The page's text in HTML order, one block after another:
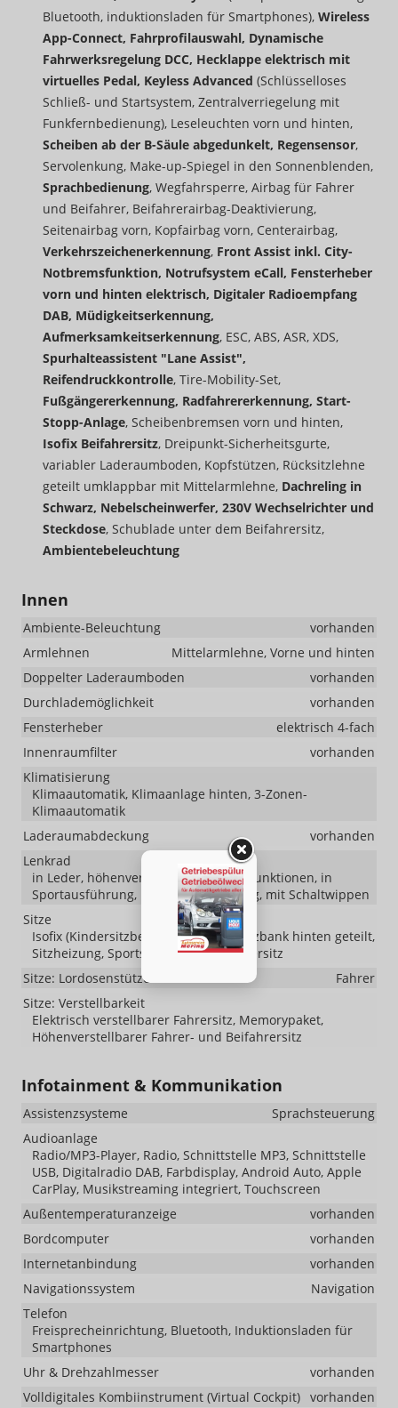
Bluetooth, induktionsladen für Smartphones), Wireless
App-Connect, Fahrprofilauswahl, Dynamische
Fahrwerksregelung DCC, Hecklappe elektrisch mit
virtuelles Pedal, Keyless Advanced (Schlüsselloses
Schließ- und Startsystem, Zentralverriegelung mit
Funkfernbedienung), Leseleuchten vorn und hinten,
Scheiben ab der B-Säule abgedunkelt, Regensensor,
Servolenkung, Make-up-Spiegel in den Sonnenblenden,
Sprachbedienung, Wegfahrsperre, Airbag für Fahrer
und Beifahrer, Beifahrerairbag-Deaktivierung,
Seitenairbag vorn, Kopfairbag vorn, Centerairbag,
Verkehrszeichenerkennung, Front Assist inkl. City-
Notbremsfunktion, Notrufsystem eCall, Fensterheber
vorn und hinten elektrisch, Digitaler Radioempfang
DAB, Müdigkeitserkennung,
Aufmerksamkeitserkennung, ESC, ABS, ASR, XDS,
Spurhalteassistent "Lane Assist",
Reifendruckkontrolle, Tire-Mobility-Set,
Fußgängererkennung, Radfahrererkennung, Start-
Stopp-Anlage, Scheibenbremsen vorn und hinten,
Isofix Beifahrersitz, Dreipunkt-Sicherheitsgurte,
variabler Laderaumboden, Kopfstützen, Rücksitzlehne
geteilt umklappbar mit Mittelarmlehne, Dachreling in
Schwarz, Nebelscheinwerfer, 230V Wechselrichter und
Steckdose, Schublade unter dem Beifahrersitz,
Ambientebeleuchtung
Innen
Ambiente-Beleuchtung
vorhanden
Armlehnen
Mittelarmlehne, Vorne und hinten
Doppelter Laderaumboden
vorhanden
Durchlademöglichkeit
vorhanden
Fensterheber
elektrisch 4-fach
Innenraumfilter
vorhanden
Klimatisierung
Klimaautomatik, Klimaanlage hinten, 3-Zonen-
Klimaautomatik
Laderaumabdeckung
vorhanden
Lenkrad
in Leder, höhenverstellbar, mit Multifunktionen, in
Sportausführung, mit Lenkradheizung, mit Schaltwippen
Sitze
Isofix (Kindersitzbefestigung), Rücksitzbank hinten geteilt,
Sitzheizung, Sportsitze, Isofix Beifahrersitz
Sitze: Lordosenstütze
Fahrer
Sitze: Verstellbarkeit
Elektrisch verstellbarer Fahrersitz, Memorypaket,
Höhenverstellbarer Fahrer- und Beifahrersitz
Infotainment & Kommunikation
Assistenzsysteme
Sprachsteuerung
Audioanlage
Radio/MP3-Player, Radio, Schnittstelle MP3, Schnittstelle
USB, Digitalradio DAB, Farbdisplay, Android Auto, Apple
CarPlay, Musikstreaming integriert, Touchscreen
Außentemperaturanzeige
vorhanden
Bordcomputer
vorhanden
Internetanbindung
vorhanden
Navigationssystem
Navigation
Telefon
Freisprecheinrichtung, Bluetooth, Induktionsladen für
Smartphones
Uhr & Drehzahlmesser
vorhanden
Volldigitales Kombiinstrument (Virtual Cockpit) vorhanden